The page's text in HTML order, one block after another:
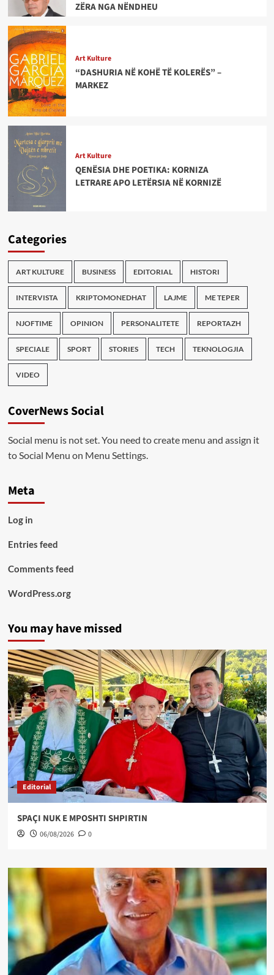
ZËRA NGA NËNDHEU
Art Kulture
“DASHURIA NË KOHË TË KOLERËS” –
MARKEZ
Art Kulture
QENËSIA DHE POETIKA: KORNIZA
LETRARE APO LETËRSIA NË KORNIZË
Categories
ART KULTURE BUSINESS EDITORIAL HISTORI
INTERVISTA KRIPTOMONEDHAT LAJME ME TEPER
NJOFTIME OPINION PERSONALITETE REPORTAZH
SPECIALE SPORT STORIES TECH TEKNOLOGJIA
VIDEO
CoverNews Social
Social menu is not set. You need to create menu and assign it
to Social Menu on Menu Settings.
Meta
Log in
Entries feed
Comments feed
WordPress.org
You may have missed
Editorial
SPAÇI NUK E MPOSHTI SHPIRTIN
06/08/2026 0